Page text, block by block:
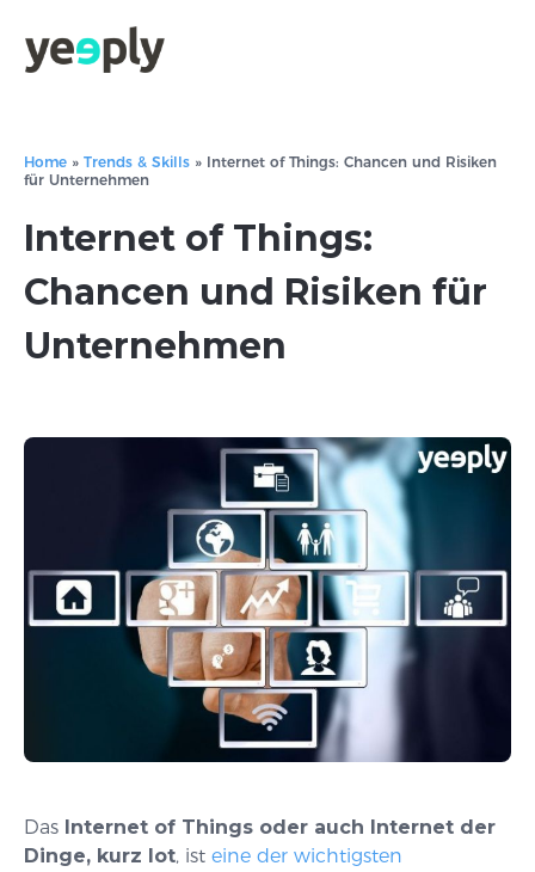
Home » Trends & Skills » Internet of Things: Chancen und Risiken
für Unternehmen
Internet of Things:
Chancen und Risiken für
Unternehmen
Das Internet of Things oder auch Internet der
Dinge, kurz Iot, ist eine der wichtigsten